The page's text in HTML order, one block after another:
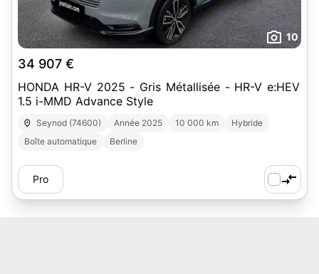
10
34 907 €
HONDA HR-V 2025 - Gris Métallisée - HR-V e:HEV
1.5 i-MMD Advance Style
Seynod (74600) Année 2025 10 000 km
Hybride
Boîte automatique
Berline
Pro